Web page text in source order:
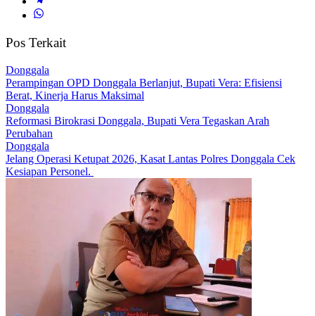
Pos Terkait
Donggala
Perampingan OPD Donggala Berlanjut, Bupati Vera: Efisiensi
Berat, Kinerja Harus Maksimal
Donggala
Reformasi Birokrasi Donggala, Bupati Vera Tegaskan Arah
Perubahan
Donggala
Jelang Operasi Ketupat 2026, Kasat Lantas Polres Donggala Cek
Kesiapan Personel. ​